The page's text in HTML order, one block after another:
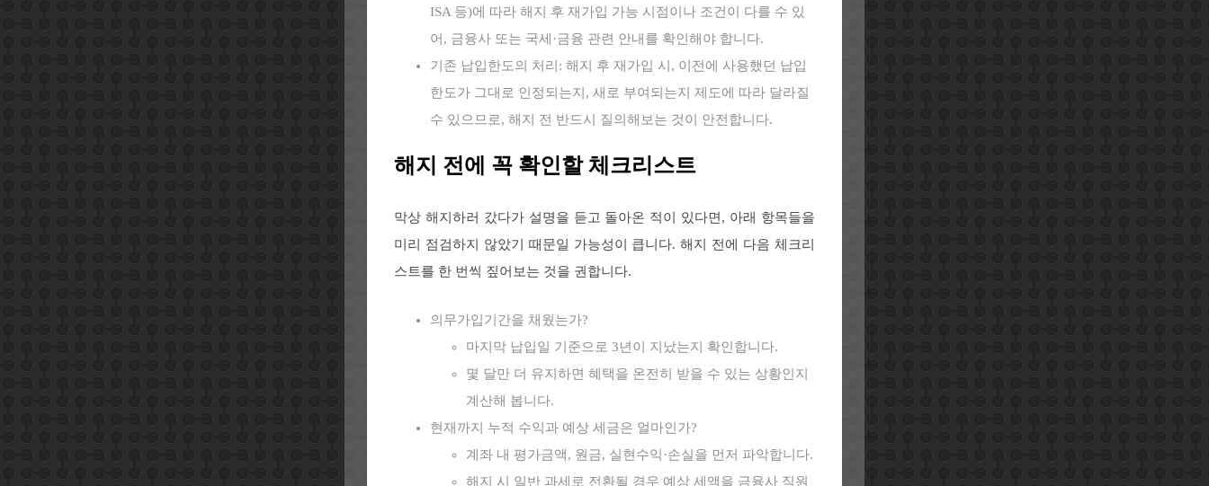
ISA 등)에 따라 해지 후 재가입 가능 시점이나 조건이 다를 수 있
어, 금융사 또는 국세·금융 관련 안내를 확인해야 합니다.
기존 납입한도의 처리: 해지 후 재가입 시, 이전에 사용했던 납입
한도가 그대로 인정되는지, 새로 부여되는지 제도에 따라 달라질
수 있으므로, 해지 전 반드시 질의해보는 것이 안전합니다.
해지 전에 꼭 확인할 체크리스트
막상 해지하러 갔다가 설명을 듣고 돌아온 적이 있다면, 아래 항목들을
미리 점검하지 않았기 때문일 가능성이 큽니다. 해지 전에 다음 체크리
스트를 한 번씩 짚어보는 것을 권합니다.
의무가입기간을 채웠는가?
마지막 납입일 기준으로 3년이 지났는지 확인합니다.
몇 달만 더 유지하면 혜택을 온전히 받을 수 있는 상황인지
계산해 봅니다.
현재까지 누적 수익과 예상 세금은 얼마인가?
계좌 내 평가금액, 원금, 실현수익·손실을 먼저 파악합니다.
해지 시 일반 과세로 전환될 경우 예상 세액을 금융사 직원